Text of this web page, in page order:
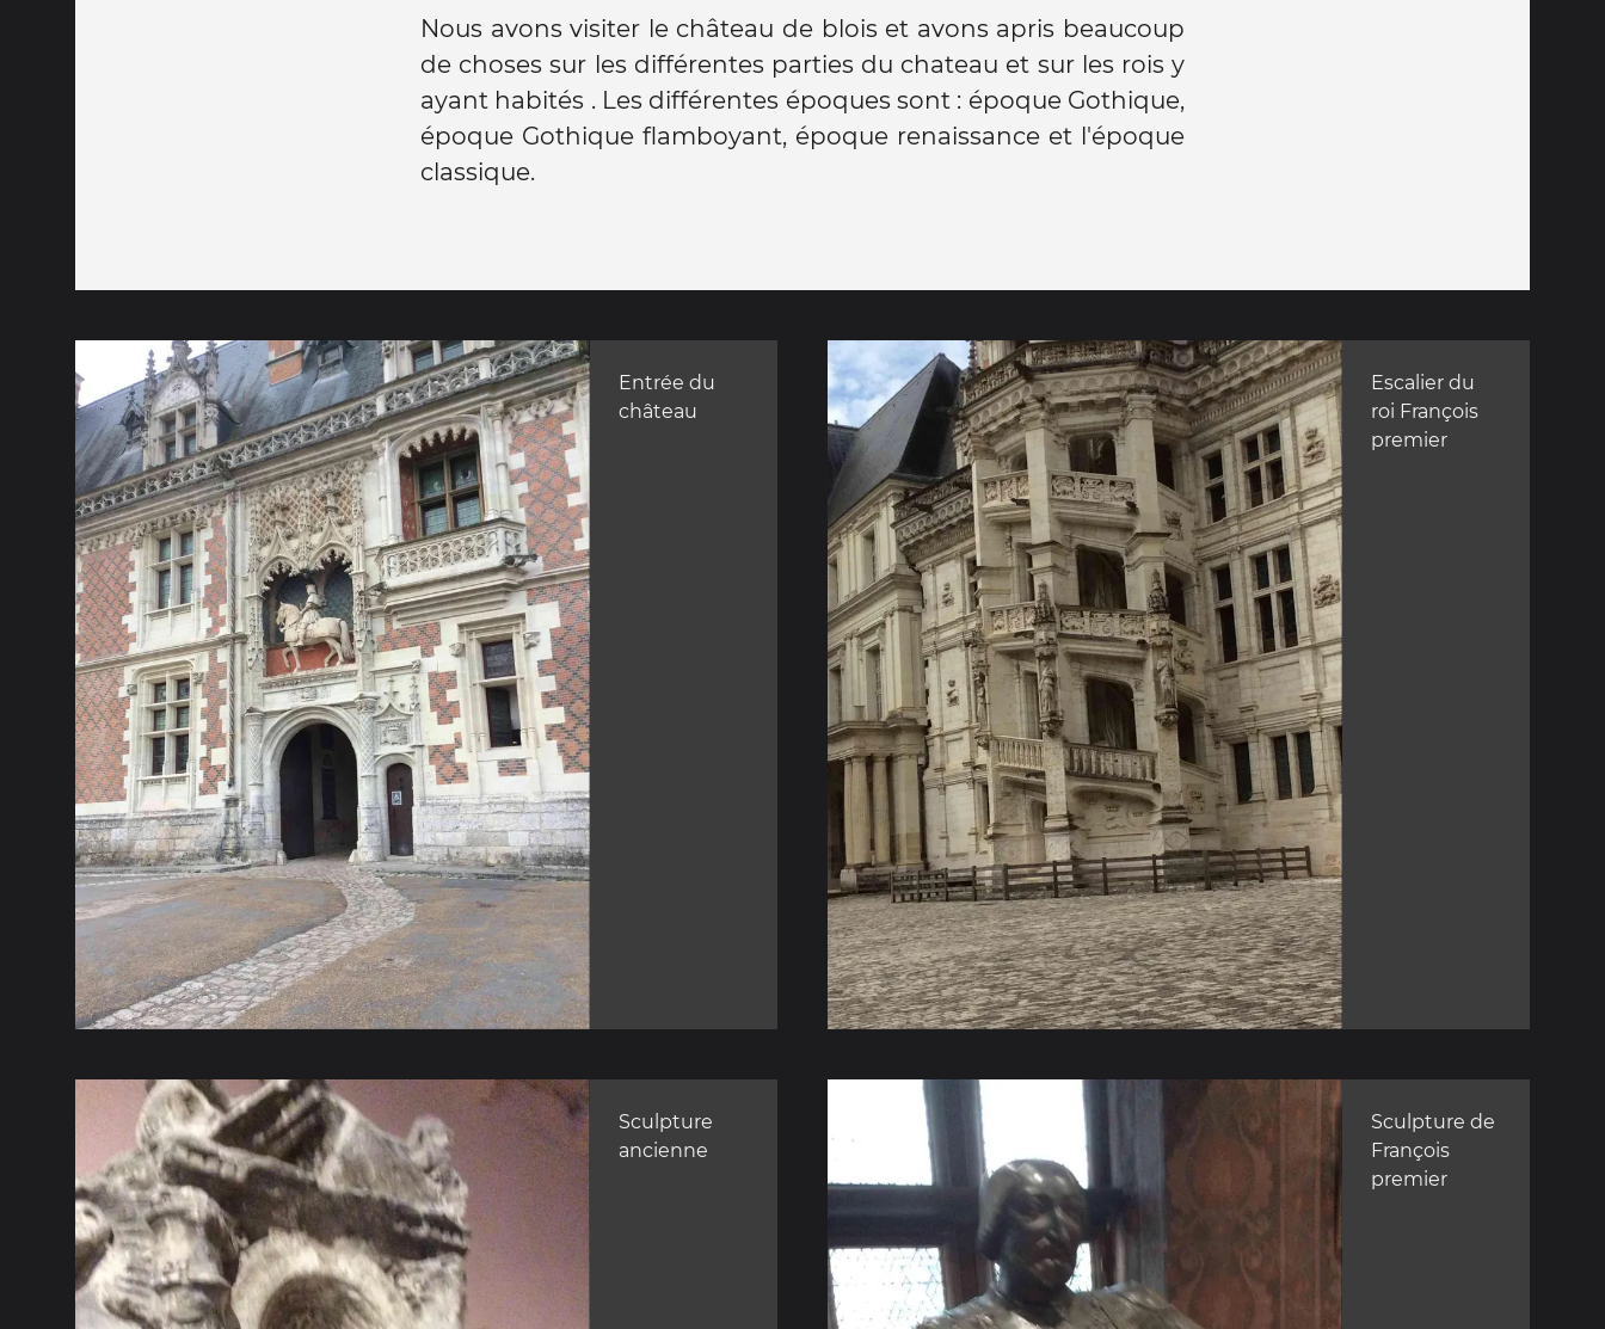
Nous avons visiter le château de blois et avons apris beaucoup
de choses sur les différentes parties du chateau et sur les rois y
ayant habités . Les différentes époques sont : époque Gothique,
époque Gothique flamboyant, époque renaissance et l'époque
classique.
Entrée du
château
Escalier du
roi François
premier
Sculpture
ancienne
Sculpture de
François
premier